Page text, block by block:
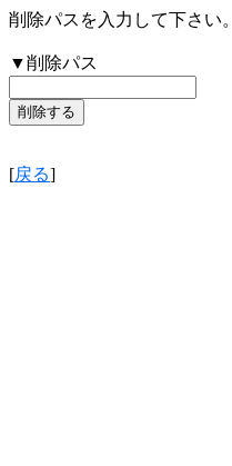
削除パスを入力して下さい。
▼削除パス
[戻る]